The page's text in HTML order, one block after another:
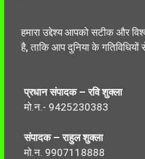
हमारा उद्देश्य आपको सटीक और
है, ताकि आप दुनिया के
प्रधान संपादक – रवि शुक्ला
मो.न.- 9425230383
संपादक – राहुल शुक्ला
मो.न. 9907118888